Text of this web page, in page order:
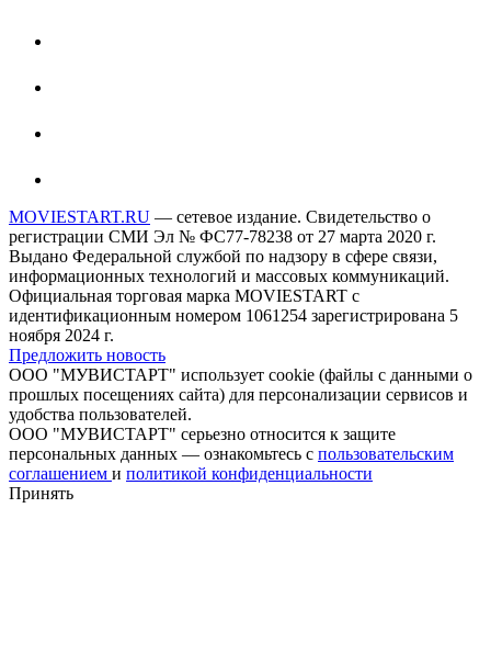
MOVIESTART.RU — сетевое издание. Свидетельство о
регистрации СМИ Эл № ФС77-78238 от 27 марта 2020 г.
Выдано Федеральной службой по надзору в сфере связи,
информационных технологий и массовых коммуникаций.
Официальная торговая марка MOVIESTART с
идентификационным номером 1061254 зарегистрирована 5
ноября 2024 г.
Предложить новость
ООО "МУВИСТАРТ" использует cookie (файлы с данными о
прошлых посещениях сайта) для персонализации сервисов и
удобства пользователей.
ООО "МУВИСТАРТ" серьезно относится к защите
персональных данных — ознакомьтесь с пользовательским
соглашением и политикой конфиденциальности
Принять